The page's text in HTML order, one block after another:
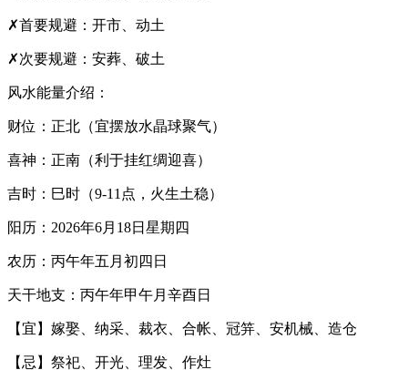
✗首要规避：开市、动土
✗次要规避：安葬、破土
风水能量介绍：
财位：正北（宜摆放水晶球聚气）
喜神：正南（利于挂红绸迎喜）
吉时：巳时（9-11点，火生土稳）
阳历：2026年6月18日星期四
农历：丙午年五月初四日
天干地支：丙午年甲午月辛酉日
【宜】嫁娶、纳采、裁衣、合帐、冠笄、安机械、造仓
【忌】祭祀、开光、理发、作灶